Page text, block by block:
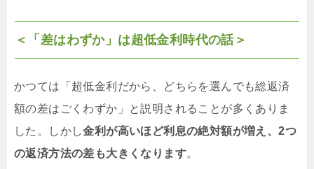
＜「差はわずか」は超低金利時代の話＞
かつては「超低金利だから、どちらを選んでも総返済
額の差はごくわずか」と説明されることが多くありま
した。しかし金利が高いほど利息の絶対額が増え、2つ
の返済方法の差も大きくなります。